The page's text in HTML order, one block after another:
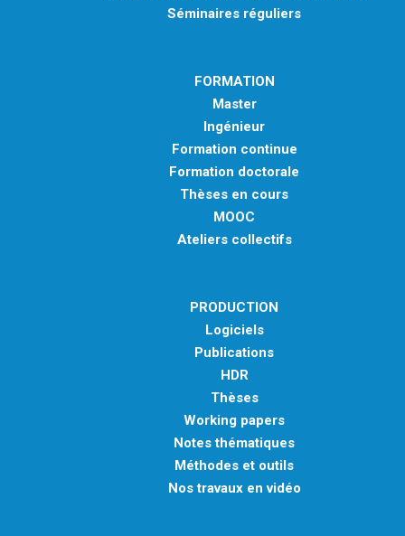
Séminaires réguliers
FORMATION
Master
Ingénieur
Formation continue
Formation doctorale
Thèses en cours
MOOC
Ateliers collectifs
PRODUCTION
Logiciels
Publications
HDR
Thèses
Working papers
Notes thématiques
Méthodes et outils
Nos travaux en vidéo